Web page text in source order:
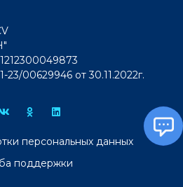
00629946 от 30.11.2022г.
персональных данных
поддержки